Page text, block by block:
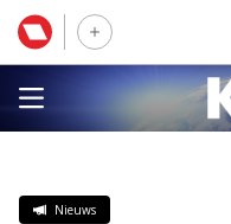
Nieuws